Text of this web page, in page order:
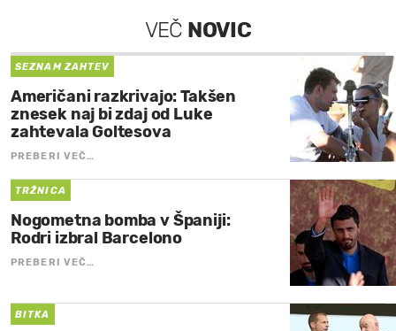
VEČ NOVIC
SEZNAM ZAHTEV
Američani razkrivajo: Takšen
znesek naj bi zdaj od Luke
zahtevala Goltesova
PREBERI VEČ…
TRŽNICA
Nogometna bomba v Španiji:
Rodri izbral Barcelono
PREBERI VEČ…
BITKA